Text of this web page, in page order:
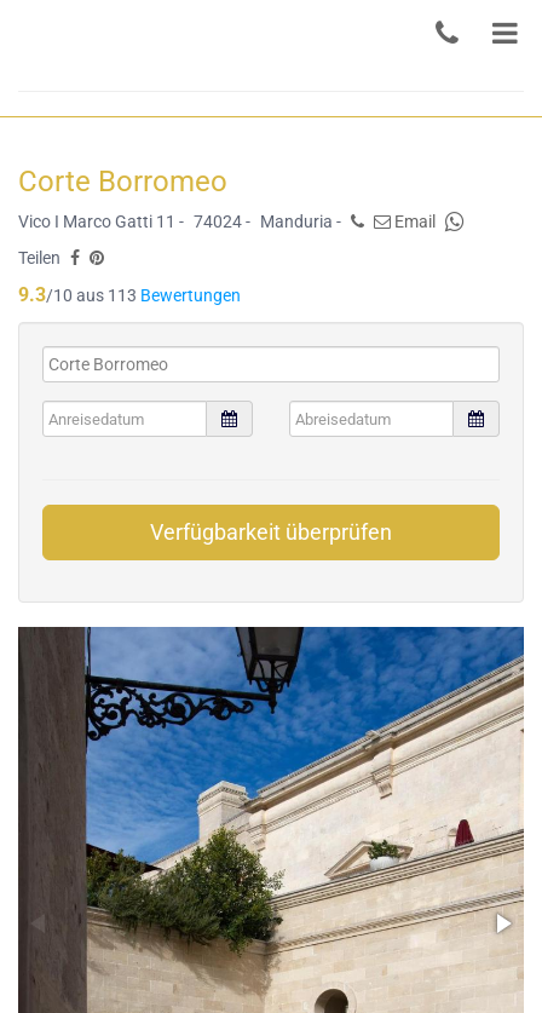
Corte Borromeo
Vico I Marco Gatti 11 - 74024 - Manduria -
Email
Teilen
9.3/10 aus 113 Bewertungen
Verfügbarkeit überprüfen